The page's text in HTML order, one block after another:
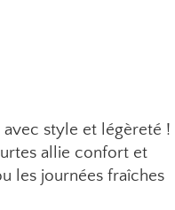
style et légèreté !
allie confort et
les journées fraîches